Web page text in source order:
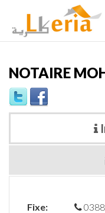
NOTAIRE
Fixe: